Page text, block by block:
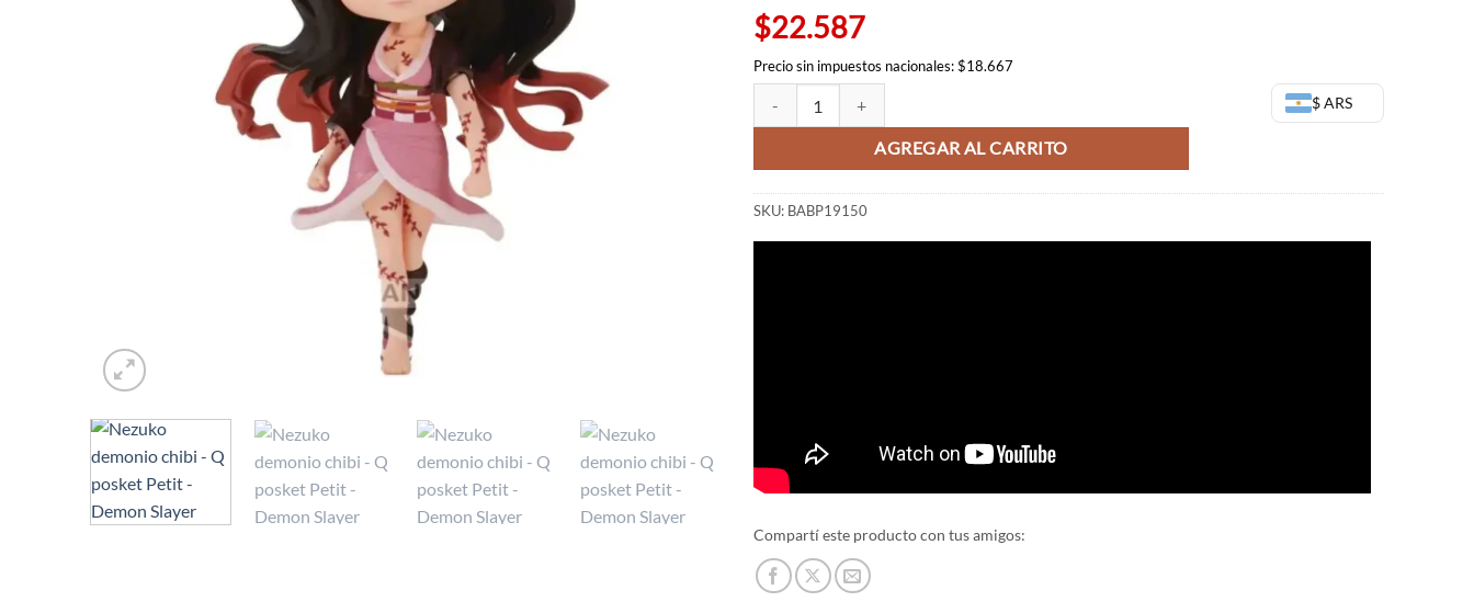
$22.587
Precio sin impuestos nacionales: $18.667
$ ARS
AGREGAR AL CARRITO
SKU: BABP19150
Compartí este producto con tus amigos: